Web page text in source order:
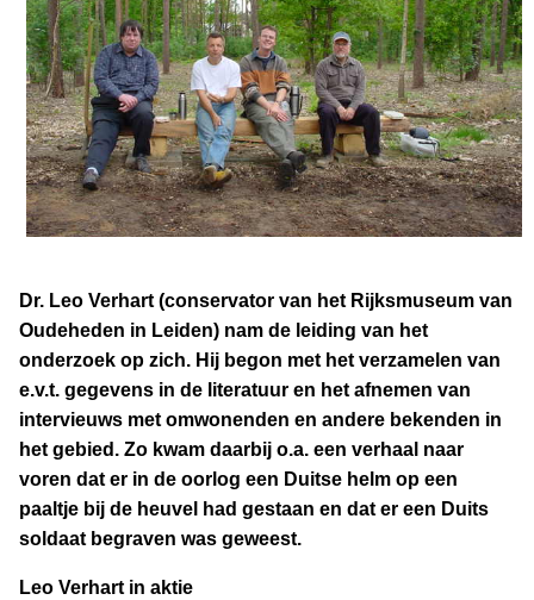
Dr. Leo Verhart (conservator van het Rijksmuseum van
Oudeheden in Leiden) nam de leiding van het
onderzoek op zich. Hij begon met het verzamelen van
e.v.t. gegevens in de literatuur en het afnemen van
intervieuws met omwonenden en andere bekenden in
het gebied. Zo kwam daarbij o.a. een verhaal naar
voren dat er in de oorlog een Duitse helm op een
paaltje bij de heuvel had gestaan en dat er een Duits
soldaat begraven was geweest.
Leo Verhart in aktie